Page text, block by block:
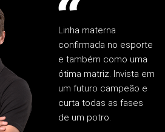
Linha materna
confirmada no esporte
e também como uma
ótima matriz. Invista em
um futuro campeão e
curta todas as fases
de um potro.